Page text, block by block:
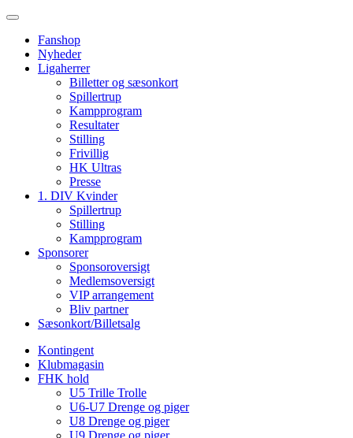
Fanshop
Nyheder
Ligaherrer
Billetter og sæsonkort
Spillertrup
Kampprogram
Resultater
Stilling
Frivillig
HK Ultras
Presse
1. DIV Kvinder
Spillertrup
Stilling
Kampprogram
Sponsorer
Sponsoroversigt
Medlemsoversigt
VIP arrangement
Bliv partner
Sæsonkort/Billetsalg
Kontingent
Klubmagasin
FHK hold
U5 Trille Trolle
U6-U7 Drenge og piger
U8 Drenge og piger
U9 Drenge og piger